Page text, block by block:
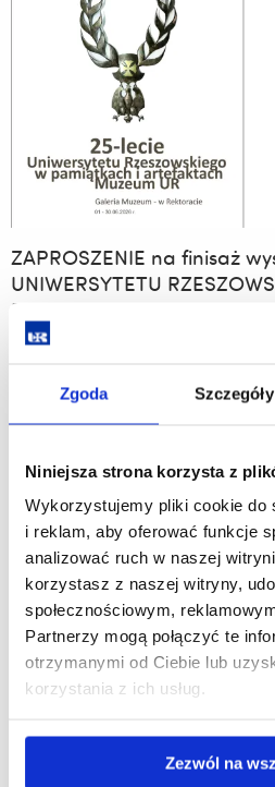
Zgoda Szczegóły
Niniejsza strona korzysta z
Wykorzystujemy pliki cookie do
i reklam, aby oferować funkcje
analizować ruch w naszej
korzystasz z naszej witryny,
społecznościowym,
Partnerzy mogą połączyć te
otrzymanymi od Ciebie lub
korzystania z ich usług.
Zezwól na
ZAPROSZENIE na finisaż
UNIWERSYTETU
PAMIĄTKACH I
który odbędzie się w dniu
24.06.2026
na
finisaż
wystawy
pt.
„25-
LECIE
UNIWERSYTETU
RZESZOWSKIEGO
PAMIĄTKACH
ARTEFAKTACH
UR”,
który
odbędzie
dniu